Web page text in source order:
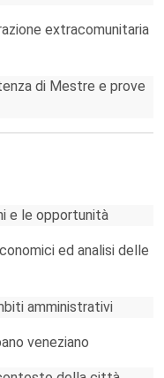
extracomunitaria
di Mestre e prove
e le opportunità
ed analisi delle
amministrativi
veneziano